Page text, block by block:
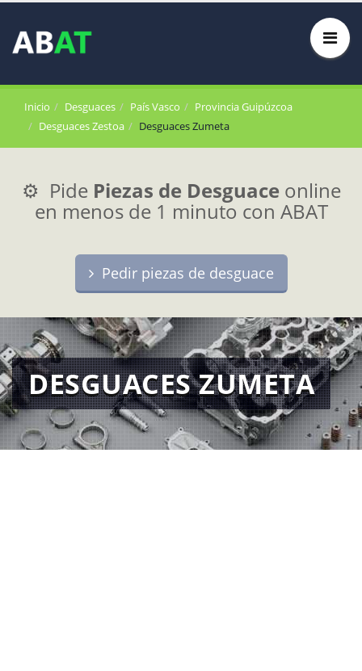
Inicio Desguaces País Vasco
Provincia Guipúzcoa
Desguaces Zestoa
Desguaces Zumeta
⚙️ Pide Piezas de Desguace online
en menos de 1 minuto con ABAT
Pedir piezas de desguace
DESGUACES ZUMETA